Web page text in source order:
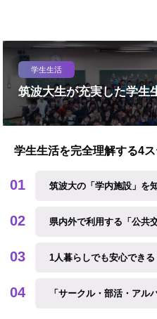
学生生活
筑波大生が充実した学生
学生生活を完全理解する4
筑波大の「学内施設」を
県内外で利用する「公共
1人暮らしでも安心できる
「サークル・部活・アル